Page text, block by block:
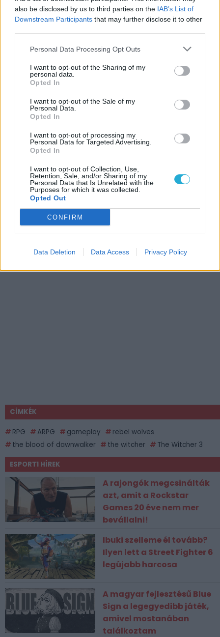
also be disclosed by us to third parties on the IAB’s List of
Downstream Participants that may further disclose it to other
Personal Data Processing Opt Outs
I want to opt-out of the Sharing of my
personal data.
Opted In
I want to opt-out of the Sale of my
Personal Data.
Opted In
I want to opt-out of processing my
Personal Data for Targeted Advertising.
Opted In
I want to opt-out of Collection, Use,
Retention, Sale, and/or Sharing of my
Personal Data that Is Unrelated with the
Purposes for which it was collected.
Opted Out
CONFIRM
Data Deletion Data Access Privacy Policy
döfünk a linearitás szívébe
LEGFRISSEBB VIDEÓNK
CÍMKÉK
RPG ARPG gameplay
rebel wolves
the blood of dawnwalker
the witcher The Witcher 3
ESPORT1 HÍREK
A rajongók megcsinálták
azt, amit a Rockstar
Games 20 éve nem mer
bevállalni!
Ibuki szelleme él tovább?
Ilyen lett a Street Fighter 6
legújabb harcosa
A magyar fejlesztésű Blue
Sign a legegyedibb játék,
amivel mostanában
találkoztam